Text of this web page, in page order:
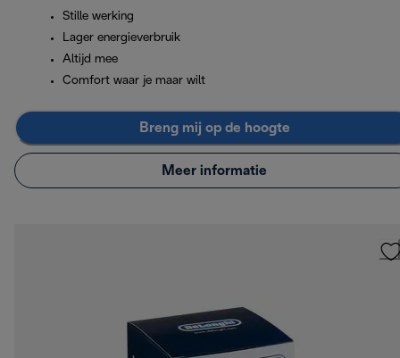
Stille werking
Lager energieverbruik
Altijd mee
Comfort waar je maar wilt
Breng mij op de hoogte
Meer informatie